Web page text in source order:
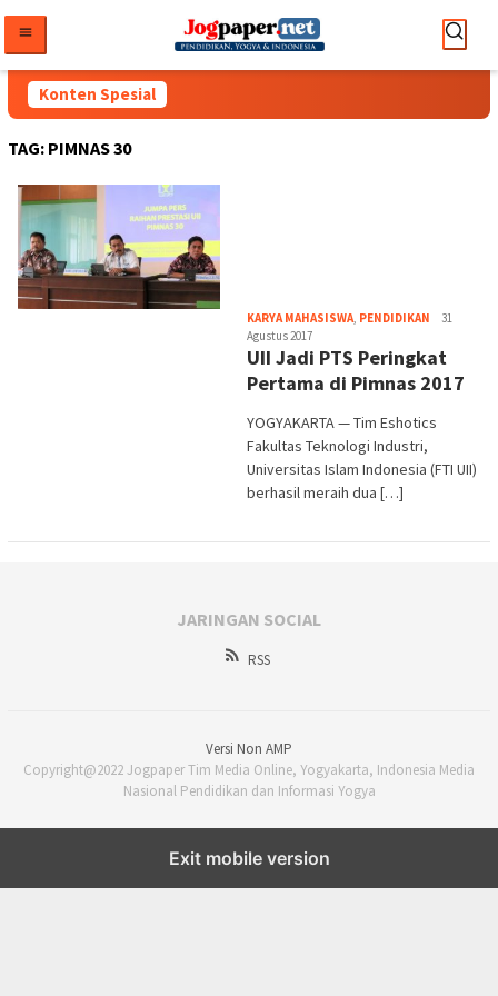
konten
Konten Spesial
TAG: PIMNAS 30
KARYA MAHASISWA, PENDIDIKAN Heri
31
Agustus 2017
UII Jadi PTS Peringkat
Pertama di Pimnas 2017
YOGYAKARTA — Tim Eshotics
Fakultas Teknologi Industri,
Universitas Islam Indonesia (FTI UII)
berhasil meraih dua […]
JARINGAN SOCIAL
RSS
Versi Non AMP
Copyright@2022 Jogpaper Tim Media Online, Yogyakarta, Indonesia Media
Nasional Pendidikan dan Informasi Yogya
Exit mobile version